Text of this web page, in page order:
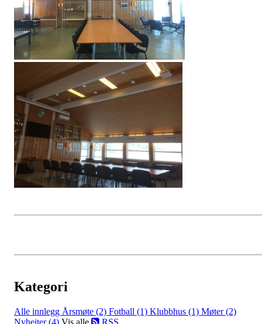
Kategori
Alle innlegg Årsmøte (2) Fotball (1) Klubbhus (1) Møter (2)
Nyheiter (4) Vis alle RSS